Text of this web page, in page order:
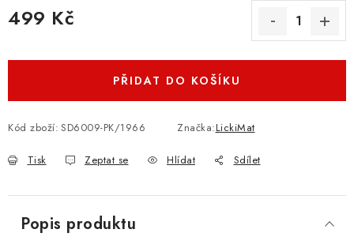
499 Kč
PŘIDAT DO KOŠÍKU
Kód zboží: SD6009-PK/1966 Značka:LickiMat
Tisk Zeptat se Hlídat Sdílet
Popis produktu